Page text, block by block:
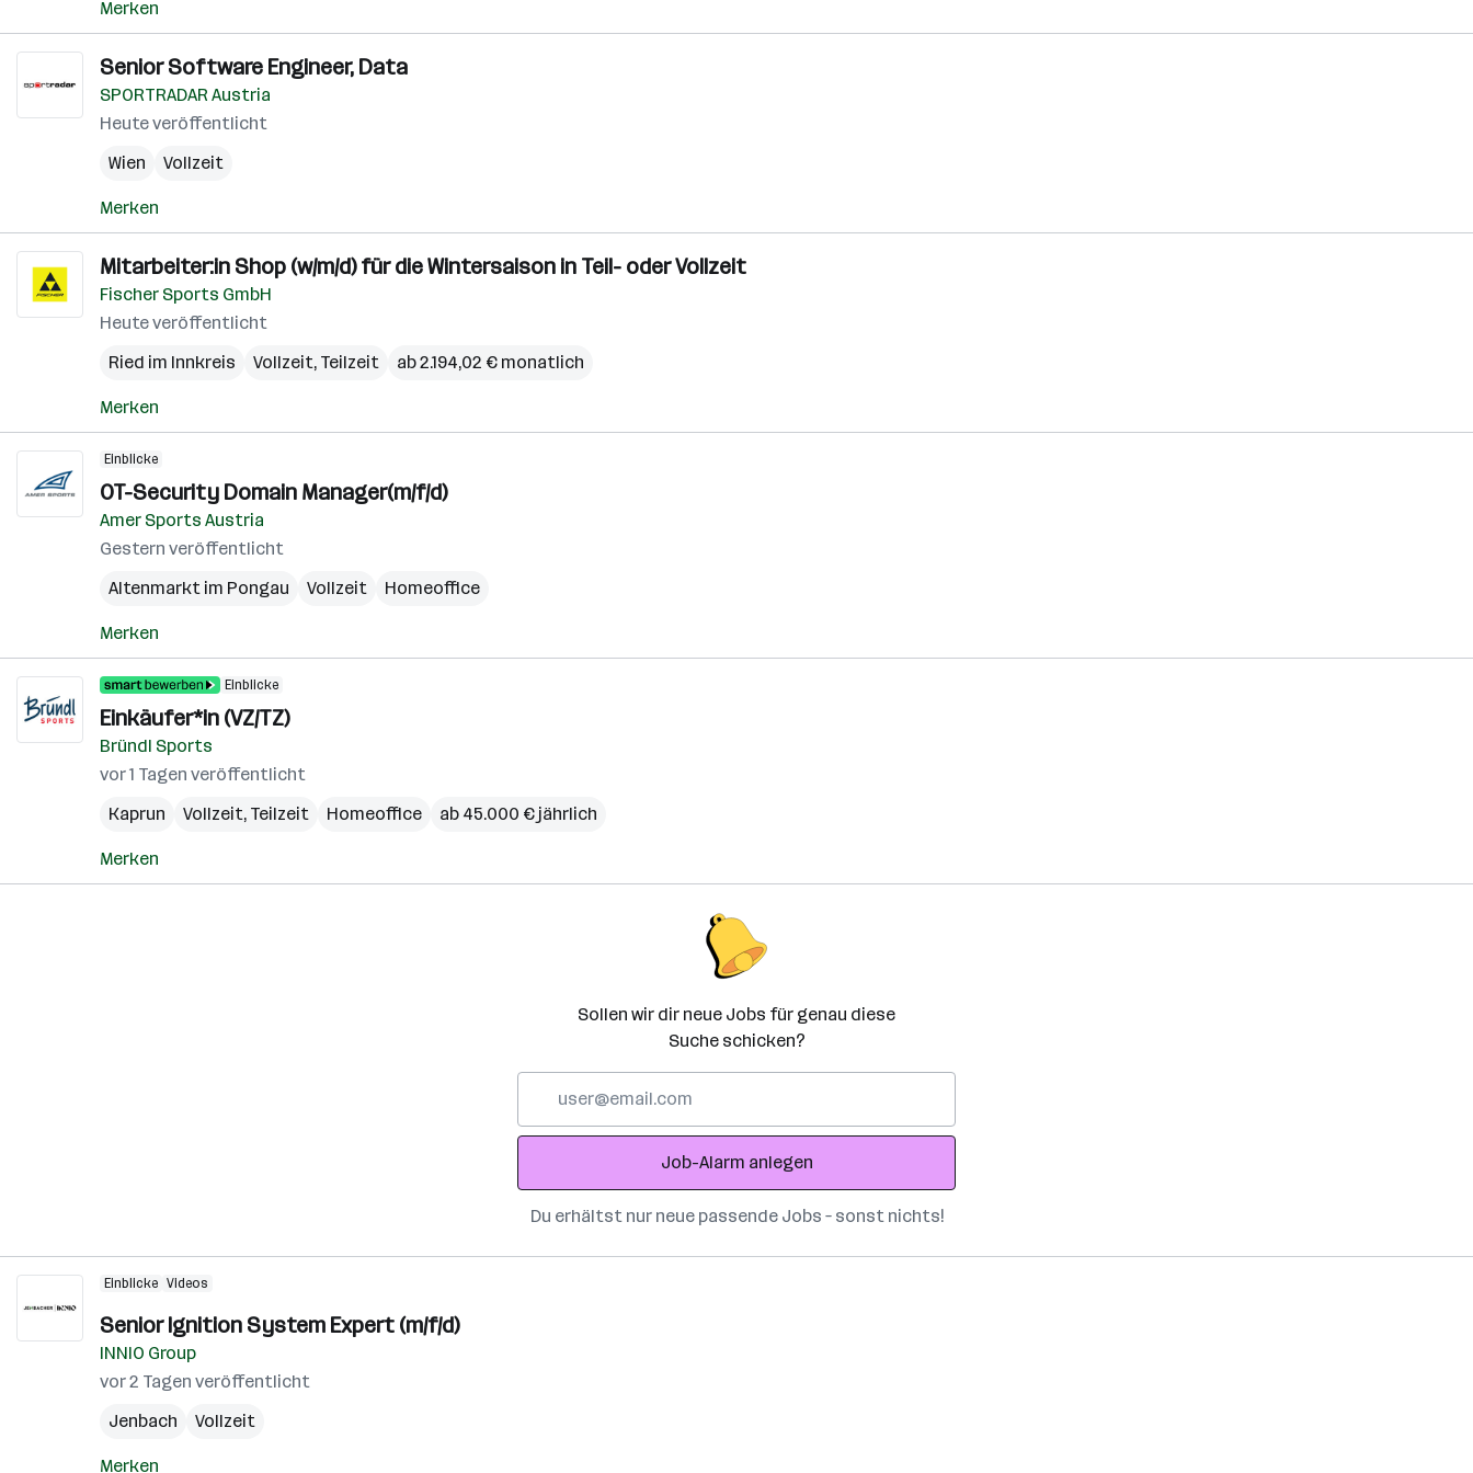
Merken
Senior Software Engineer, Data
SPORTRADAR Austria
Heute veröffentlicht
Wien
Vollzeit
Merken
Mitarbeiter:in Shop (w/m/d) für die Wintersaison in Teil- oder Vollzeit
Fischer Sports GmbH
Heute veröffentlicht
Ried im Innkreis
Vollzeit, Teilzeit ab 2.194,02 € monatlich
Merken
Einblicke
OT-Security Domain Manager(m/f/d)
Amer Sports Austria
Gestern veröffentlicht
Altenmarkt im Pongau
Vollzeit Homeoffice
Merken
Einblicke
Einkäufer*in (VZ/TZ)
Bründl Sports
vor 1 Tagen veröffentlicht
Kaprun
Vollzeit, Teilzeit Homeoffice ab 45.000 € jährlich
Merken
Sollen wir dir neue Jobs für genau diese
Suche schicken?
Adresse
Job-Alarm anlegen
Du erhältst nur neue passende Jobs – sonst nichts!
Einblicke Videos
Senior Ignition System Expert (m/f/d)
INNIO Group
vor 2 Tagen veröffentlicht
Jenbach
Vollzeit
Merken